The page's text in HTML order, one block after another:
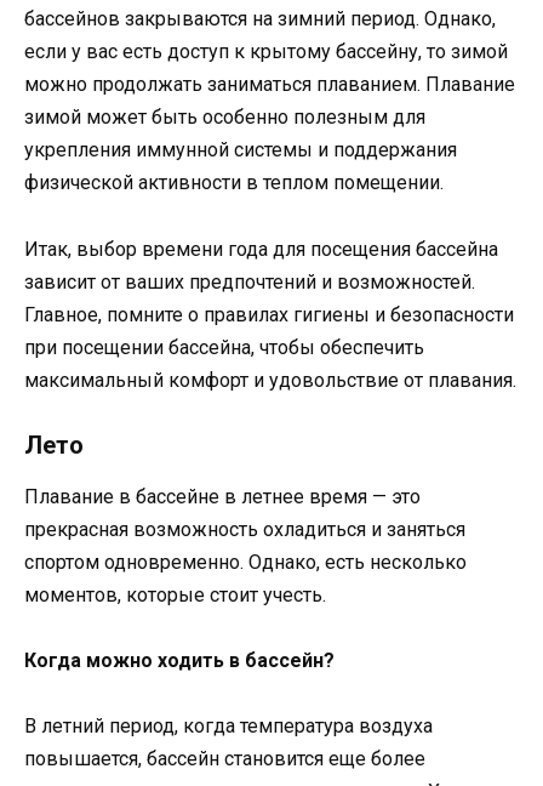
бассейнов закрываются на зимний период. Однако,
если у вас есть доступ к крытому бассейну, то зимой
можно продолжать заниматься плаванием. Плавание
зимой может быть особенно полезным для
укрепления иммунной системы и поддержания
физической активности в теплом помещении.
Итак, выбор времени года для посещения бассейна
зависит от ваших предпочтений и возможностей.
Главное, помните о правилах гигиены и безопасности
при посещении бассейна, чтобы обеспечить
максимальный комфорт и удовольствие от плавания.
Лето
Плавание в бассейне в летнее время — это
прекрасная возможность охладиться и заняться
спортом одновременно. Однако, есть несколько
моментов, которые стоит учесть.
Когда можно ходить в бассейн?
В летний период, когда температура воздуха
повышается, бассейн становится еще более